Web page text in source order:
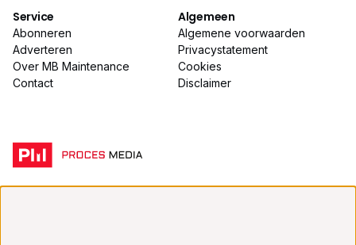
Service
Abonneren
Adverteren
Over MB Maintenance
Contact
Algemeen
Algemene voorwaarden
Privacystatement
Cookies
Disclaimer